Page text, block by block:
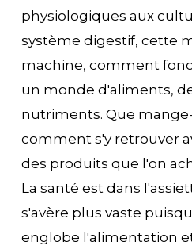
physiologiques aux
système digestif, cette
machine, comment
un monde d'aliments,
nutriments. Que
comment s'y retrouver
des produits que l'on
La santé est dans
s'avère plus vaste
englobe l'alimentation